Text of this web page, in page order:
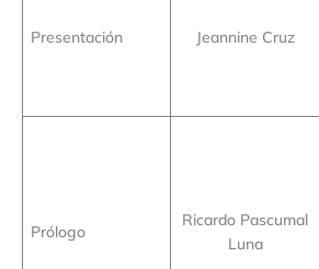
Presentación Jeannine Cruz
Prólogo
Ricardo Pascumal
Luna